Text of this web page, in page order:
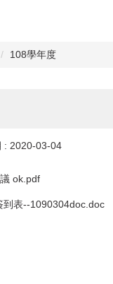
108學年度
: 2020-03-04
ok.pdf
到表--1090304doc.doc